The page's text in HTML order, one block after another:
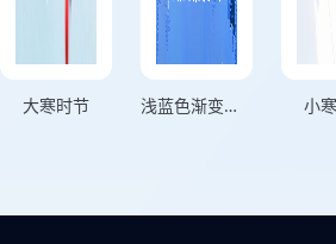
大寒时节 浅蓝色渐变插画风格小寒SLIGHTCOLD中国传统二十四节气竖版小寒节气海报 小